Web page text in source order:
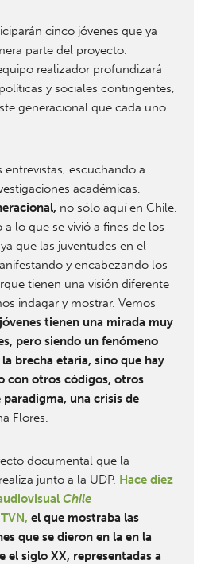
cinco jóvenes que ya
parte del proyecto.
realizador profundizará
y sociales contingentes,
generacional que cada uno
entrevistas, escuchando a
académicas,
no sólo aquí en Chile.
lo que se vivió a fines de los
que las juventudes en el
y encabezando los
tienen una visión diferente
indagar y mostrar. Vemos
tienen una mirada muy
pero siendo un fenómeno
brecha etaria, sino que hay
con otros códigos, otros
una crisis de
Flores.
documental que la
junto a la UDP. Hace diez
Chile
el que mostraba las
que se dieron en la en la
el siglo XX, representadas a